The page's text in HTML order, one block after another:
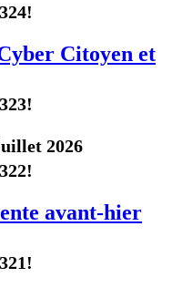
Citoyen et
2026
avant-hier